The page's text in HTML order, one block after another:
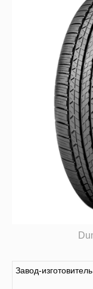
Завод-изготовитель